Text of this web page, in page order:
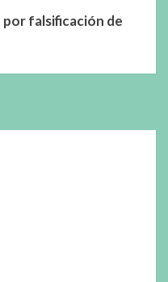
falsificación de